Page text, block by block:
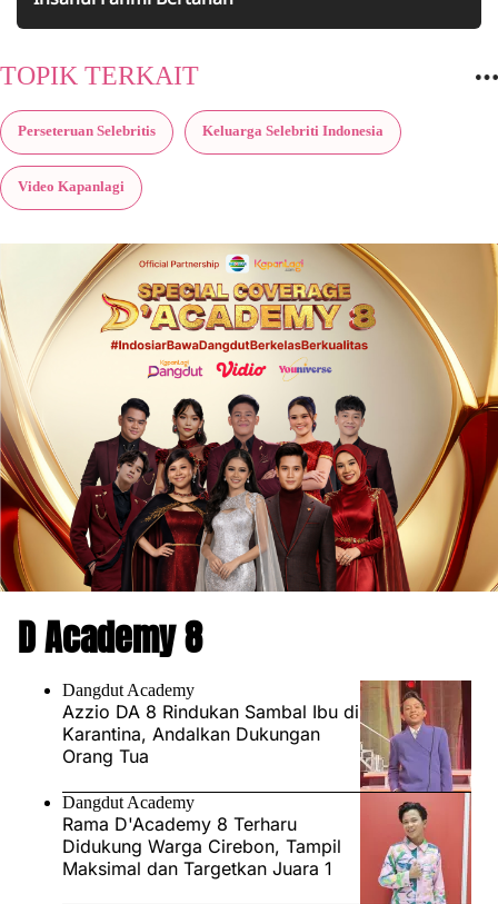
TOPIK TERKAIT
Perseteruan Selebritis Keluarga Selebriti Indonesia
Video Kapanlagi
D Academy 8
Dangdut Academy
Azzio DA 8 Rindukan Sambal Ibu di
Karantina, Andalkan Dukungan
Orang Tua
Dangdut Academy
Rama D'Academy 8 Terharu
Didukung Warga Cirebon, Tampil
Maksimal dan Targetkan Juara 1